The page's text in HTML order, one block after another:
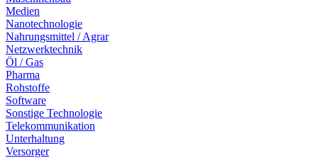
Medien
Nanotechnologie
Nahrungsmittel / Agrar
Netzwerktechnik
Öl / Gas
Pharma
Rohstoffe
Software
Sonstige Technologie
Telekommunikation
Unterhaltung
Versorger